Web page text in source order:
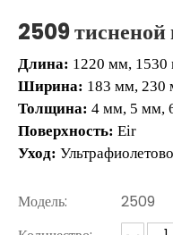
2509
Длина: 1220 мм,
Ширина: 183 мм, 230
Толщина: 4 мм, 5 мм,
Поверхность: Eir
Уход:
Модель:
2509